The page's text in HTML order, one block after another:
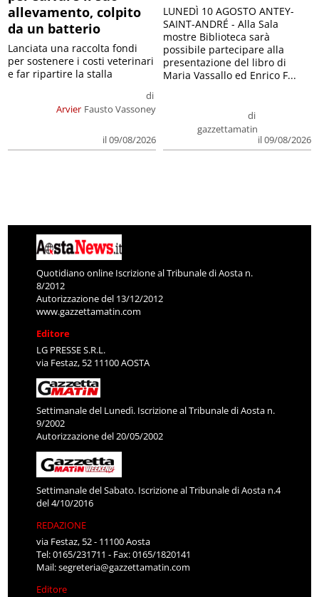
allevamento, colpito
da un batterio
Arvier
di
Fausto Vassoney
il 09/08/2026
Lanciata una raccolta fondi
per sostenere i costi veterinari
e far ripartire la stalla
di
gazzettamatin
il 09/08/2026
LUNEDÌ 10 AGOSTO ANTEY-
SAINT-ANDRÉ - Alla Sala
mostre Biblioteca sarà
possibile partecipare alla
presentazione del libro di
Maria Vassallo ed Enrico F...
Quotidiano online Iscrizione al Tribunale di Aosta n.
8/2012
Autorizzazione del 13/12/2012
www.gazzettamatin.com
Editore
LG PRESSE S.R.L.
via Festaz, 52 11100 AOSTA
Settimanale del Lunedì. Iscrizione al Tribunale di Aosta n.
9/2002
Autorizzazione del 20/05/2002
Settimanale del Sabato. Iscrizione al Tribunale di Aosta n.4
del 4/10/2016
REDAZIONE
via Festaz, 52 - 11100 Aosta
Tel: 0165/231711 - Fax: 0165/1820141
Mail:segreteria@gazzettamatin.com
Editore